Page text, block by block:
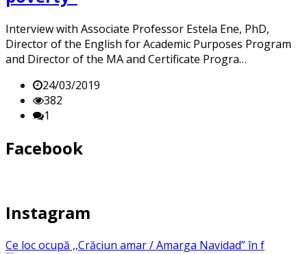
Interview with Associate Professor Estela Ene, PhD,
Director of the English for Academic Purposes Program
and Director of the MA and Certificate Progra…
24/03/2019
382
1
Facebook
Instagram
Ce loc ocupă ,,Crăciun amar / Amarga Navidad” în f